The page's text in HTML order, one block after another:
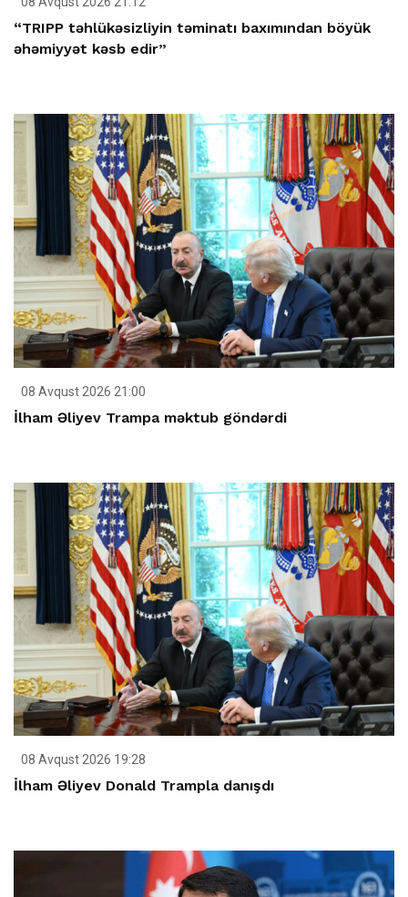
“TRIPP təhlükəsizliyin təminatı baxımından böyük
əhəmiyyət kəsb edir”
08 Avqust 2026 21:00
İlham Əliyev Trampa məktub göndərdi
08 Avqust 2026 19:28
İlham Əliyev Donald Trampla danışdı